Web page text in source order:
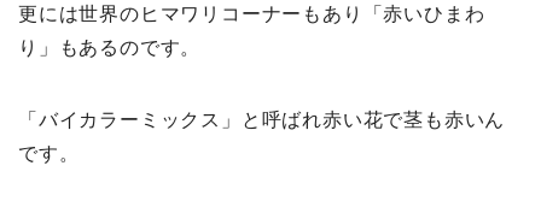
更には世界のヒマワリコーナーもあり「赤いひまわ
り」もあるのです。
「バイカラーミックス」と呼ばれ赤い花で茎も赤いん
です。